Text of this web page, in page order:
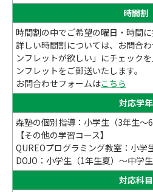
時間割
時間割の中でご希望の曜日・時間に
詳しい時間割については、お問合
ンフレットが欲しい」にチェック
ンフレットをご郵送いたします。
お問合わせフォームはこちら
対応学年
森塾の個別指導：小学生（3年生～
【その他の学習コース】
QUREOプログラミング教室：小学
DOJO：小学生（1年生夏）～中学生
対応科目